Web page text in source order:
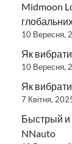
Midmoon
10 Вересня,
Як
10 Вересня,
Як
7 Квітня,
Быстрый и
NNauto